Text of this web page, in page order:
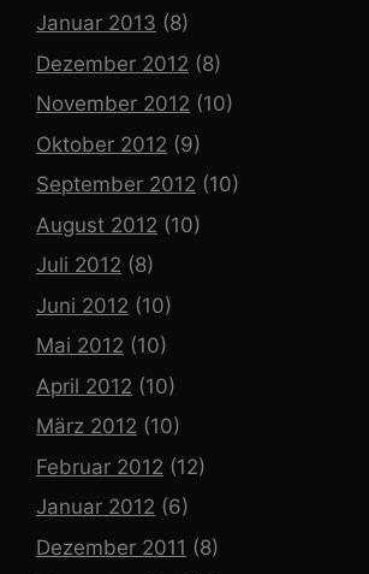
Januar 2013 (8)
Dezember 2012 (8)
November 2012 (10)
Oktober 2012 (9)
September 2012 (10)
August 2012 (10)
Juli 2012 (8)
Juni 2012 (10)
Mai 2012 (10)
April 2012 (10)
März 2012 (10)
Februar 2012 (12)
Januar 2012 (6)
Dezember 2011 (8)